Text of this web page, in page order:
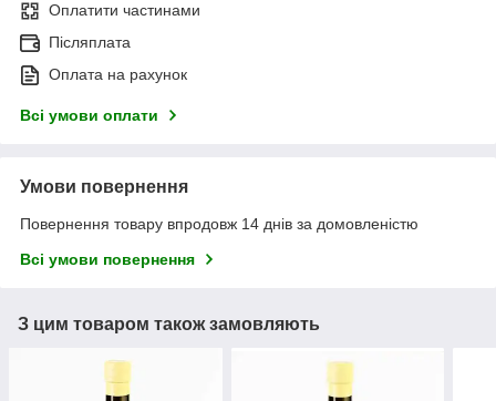
Оплатити частинами
Післяплата
Оплата на рахунок
Всі умови оплати
Умови повернення
Повернення товару впродовж 14 днів за домовленістю
Всі умови повернення
З цим товаром також замовляють